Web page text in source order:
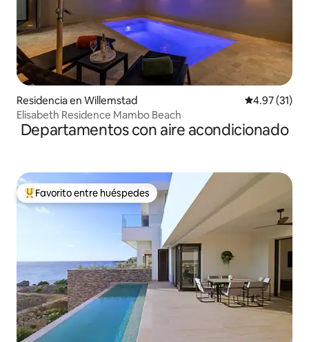
Residencia en Willemstad Calificación
4.97 (31)
Elisabeth Residence Mambo Beach
Departamentos con aire acondicionado
De los mejores en Favorito entre huéspedes
Favorito entre huéspedes